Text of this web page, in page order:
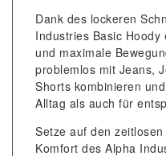
Dank des lockeren
Industries Basic
und maximale
problemlos mit Jeans,
Shorts kombinieren
Alltag als auch für
Setze auf den
Komfort des Alpha